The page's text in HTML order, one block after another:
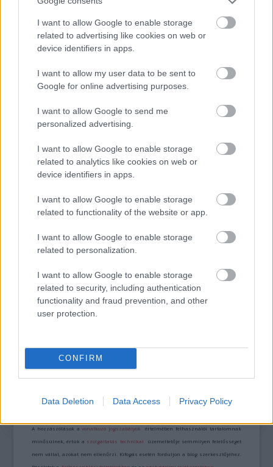
I want to allow Google to enable storage
related to advertising like cookies on web or
device identifiers in apps.
I want to allow my user data to be sent to
Google for online advertising purposes.
I want to allow Google to send me
personalized advertising.
I want to allow Google to enable storage
related to analytics like cookies on web or
device identifiers in apps.
I want to allow Google to enable storage
related to functionality of the website or app.
I want to allow Google to enable storage
related to personalization.
I want to allow Google to enable storage
related to security, including authentication
functionality and fraud prevention, and other
user protection.
CONFIRM
Data Deletion Data Access Privacy Policy
„NEM TÖBB EZER EMBERRE UTAZUNK, HANEM
EGY VÁLOGATOTT TÁRSASÁGRA”
https://kulturpart.hu/api/trackback/id/7910112
A hozzászólások avonatkozó jogszabályok értelmében felhasználói tartalomnak
minősülnek, értük a szolgáltatás technikai üzemeltetője semmilyen felelősséget
nem vállal, azokat nem ellenőrzi. Kifogás esetén forduljon a blog szerkesztőjéhez.